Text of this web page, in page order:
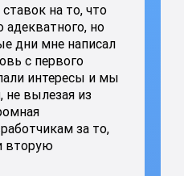
на то, что
адекватного, но
дни мне написал
с первого
интересы и мы
не вылезая из
за то,
вторую